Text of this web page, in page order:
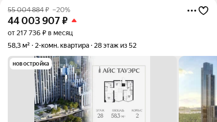
55 004 884₽ –20%
44 003 907₽
от 217 736 ₽ в месяц
58,3 м²
2-комн. квартира 28 этаж из 52
новостройка